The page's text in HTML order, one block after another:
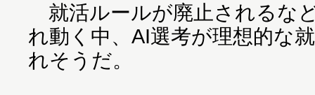
就活ルールが廃止されるな
れ動く中、AI選考が理想的な
れそうだ。